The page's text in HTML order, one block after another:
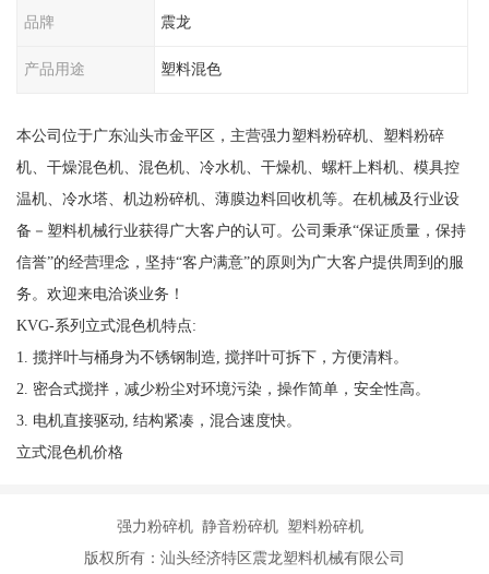
品牌 震龙
产品用途 塑料混色
本公司位于广东汕头市金平区，主营强力塑料粉碎机、塑料粉碎
机、 干燥混色机、 混色机、冷水机、干燥机、螺杆上料机、模具控
温机、冷水塔、机边粉碎机、薄膜边料回收机等。在机械及行业设
备－塑料机械行业获得广大客户的认可。公司秉承“保证质量，保持
信誉”的经营理念，坚持“客户满意”的原则为广大客户提供周到的服
务。欢迎来电洽谈业务！
KVG-系列 立式混色机特点:
1.
揽拌叶与桶身为不锈钢制造 搅拌叶可拆下，方便清料。
2.
密合式搅拌，减少粉尘对环境污染，操作简单，安全性高。
3. 电机直接驱动 结构紧凑，混合速度快。
立式混色机价格
强力粉碎机 静音粉碎机 塑料粉碎机
版权所有：汕头经济特区震龙塑料机械有限公司